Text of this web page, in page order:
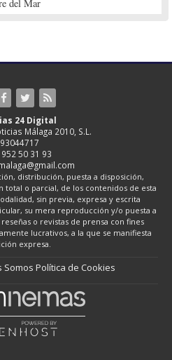
del Mar
24 Digital
Málaga 2010, S.L.
50 31 93
distribución, puesta a disposición,
o parcial, de los contenidos de esta
sin previa, expresa y escrita
su mera reproducción y/o puesta a
o revistas de prensa con fines
lucrativos, a la que se manifiesta
expresa.
Somos Política de Cookies